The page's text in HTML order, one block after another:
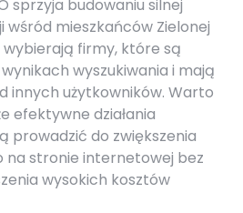
sprzyja budowaniu silnej
mieszkańców Zielonej
wybierają firmy, które są
wyszukiwania i mają
innych użytkowników. Warto
efektywne działania
prowadzić do zwiększenia
na stronie internetowej bez
wysokich kosztów